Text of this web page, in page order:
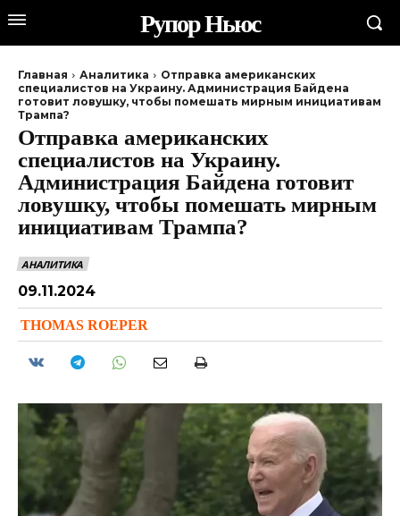
Рупор Ньюс
Главная Аналитика
Отправка американских
специалистов на Украину. Администрация Байдена
готовит ловушку, чтобы помешать мирным инициативам
Трампа?
Отправка американских
специалистов на Украину.
Администрация Байдена готовит
ловушку, чтобы помешать мирным
инициативам Трампа?
АНАЛИТИКА
09.11.2024
THOMAS ROEPER